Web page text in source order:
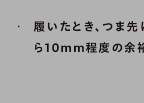
履いたとき、つま
ら10mm程度の余